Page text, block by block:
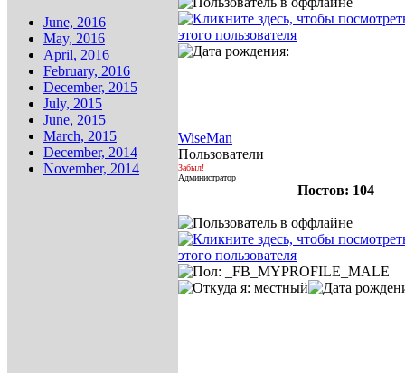
June, 2016
May, 2016
April, 2016
February, 2016
December, 2015
July, 2015
June, 2015
March, 2015
December, 2014
November, 2014
WiseMan
Пользователи
Забыл!
Администратор
Постов: 104